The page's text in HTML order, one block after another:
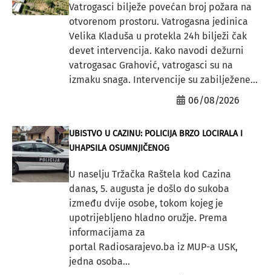
Vatrogasci bilježe povećan broj požara na
otvorenom prostoru. Vatrogasna jedinica
Velika Kladuša u protekla 24h bilježi čak
devet intervencija. Kako navodi dežurni
vatrogasac Grahović, vatrogasci su na
izmaku snaga. Intervencije su zabilježene...
06/08/2026
UBISTVO U CAZINU: POLICIJA BRZO LOCIRALA I
UHAPSILA OSUMNJIČENOG
U naselju Tržačka Raštela kod Cazina
danas, 5. augusta je došlo do sukoba
između dvije osobe, tokom kojeg je
upotrijebljeno hladno oružje. Prema
informacijama za
portal Radiosarajevo.ba iz MUP-a USK,
jedna osoba...